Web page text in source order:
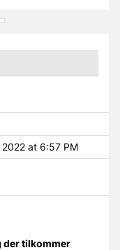
at 6:57 PM
der tilkommer